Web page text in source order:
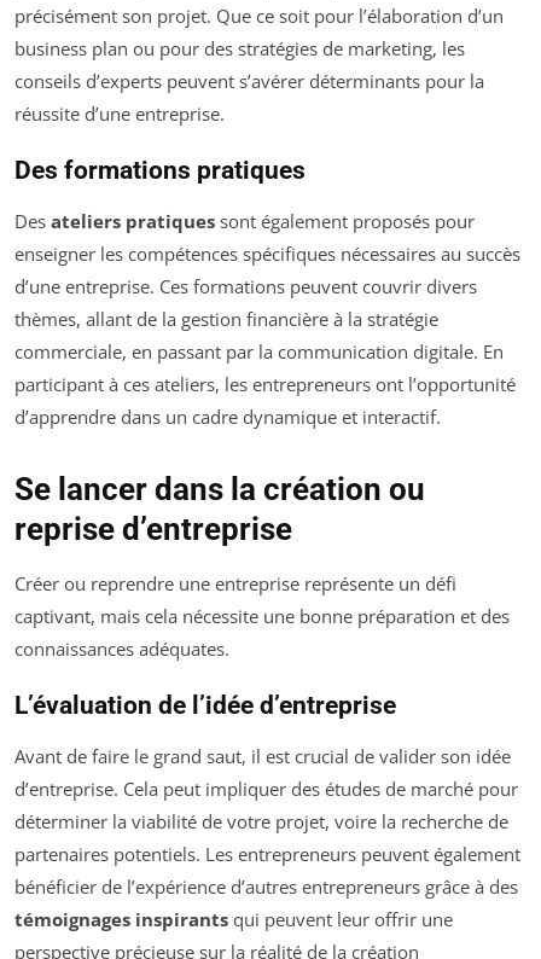
précisément son projet. Que ce soit pour l’élaboration d’un
business plan ou pour des stratégies de marketing, les
conseils d’experts peuvent s’avérer déterminants pour la
réussite d’une entreprise.
Des formations pratiques
Des ateliers pratiques sont également proposés pour
enseigner les compétences spécifiques nécessaires au succès
d’une entreprise. Ces formations peuvent couvrir divers
thèmes, allant de la gestion financière à la stratégie
commerciale, en passant par la communication digitale. En
participant à ces ateliers, les entrepreneurs ont l’opportunité
d’apprendre dans un cadre dynamique et interactif.
Se lancer dans la création ou
reprise d’entreprise
Créer ou reprendre une entreprise représente un défi
captivant, mais cela nécessite une bonne préparation et des
connaissances adéquates.
L’évaluation de l’idée d’entreprise
Avant de faire le grand saut, il est crucial de valider son idée
d’entreprise. Cela peut impliquer des études de marché pour
déterminer la viabilité de votre projet, voire la recherche de
partenaires potentiels. Les entrepreneurs peuvent également
bénéficier de l’expérience d’autres entrepreneurs grâce à des
témoignages inspirants qui peuvent leur offrir une
perspective précieuse sur la réalité de la création